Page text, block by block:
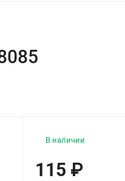
В наличии
115 ₽